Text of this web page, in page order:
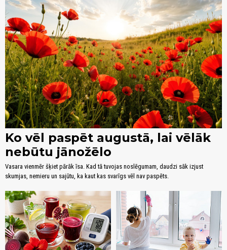
Ko vēl paspēt augustā, lai vēlāk
nebūtu jānožēlo
Vasara vienmēr šķiet pārāk īsa. Kad tā tuvojas noslēgumam, daudzi sāk izjust
skumjas, nemieru un sajūtu, ka kaut kas svarīgs vēl nav paspēts.